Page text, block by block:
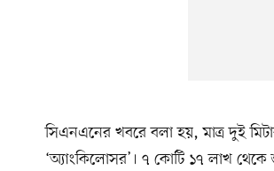
সিএনএনের খবরে বলা হয়, মাত্র দুই
‘অ্যাংকিলোসর’। ৭ কোটি ১৭ লাখ